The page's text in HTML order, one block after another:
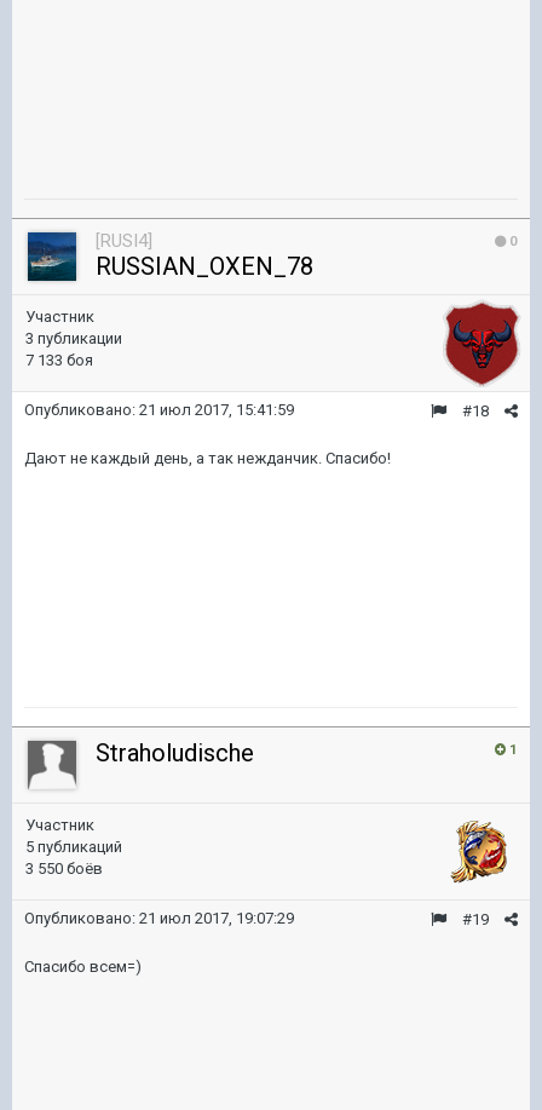
0
[RUSI4]
RUSSIAN_OXEN_78
Участник
3 публикации
7 133 боя
#18
Опубликовано: 21 июл 2017, 15:41:59
Дают не каждый день, а так нежданчик. Спасибо!
1
Straholudische
Участник
5 публикаций
3 550 боёв
#19
Опубликовано: 21 июл 2017, 19:07:29
Спасибо всем=)